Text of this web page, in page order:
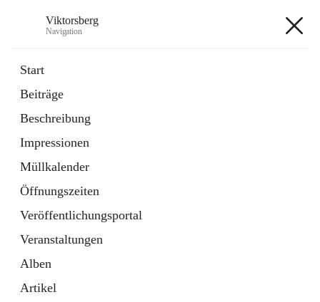
Viktorsberg
Navigation
Start
Beiträge
Beschreibung
Impressionen
Müllkalender
Öffnungszeiten
Veröffentlichungsportal
Veranstaltungen
Alben
Artikel
1 Schnellzugriff
Bürgerservice
10 Schnellzugriffe